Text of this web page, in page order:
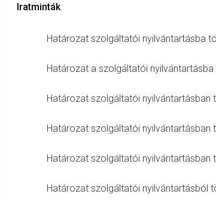
Iratminták
Határozat szolgáltatói nyilvántartásba
Határozat a szolgáltatói
Határozat szolgáltatói
Határozat szolgáltatói
Határozat szolgáltatói
Határozat szolgáltatói nyilvántartásból